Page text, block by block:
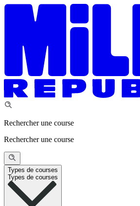
Rechercher une course
Rechercher une course
Types de courses
Types de courses